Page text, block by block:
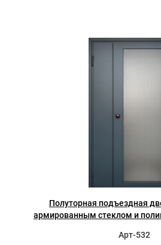
Стальная полуторная
отбойником и серым
Арт-531